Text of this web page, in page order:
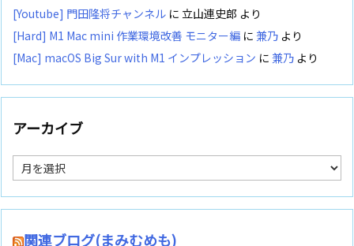
[Youtube] 門田隆将チャンネル に 立山連史郎 より
[Hard] M1 Mac mini 作業環境改善 モニター編 に 兼乃 より
[Mac] macOS Big Sur with M1 インプレッション に 兼乃 より
アーカイブ
ア
ー
カ
イ
関連ブログ(まみむめも)